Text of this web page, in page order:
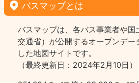
バスマップとは
バスマップは、各バス事業者や国
交通省）が公開するオープンデー
した地図サイトです。
（最終更新日：2024年2月10日）